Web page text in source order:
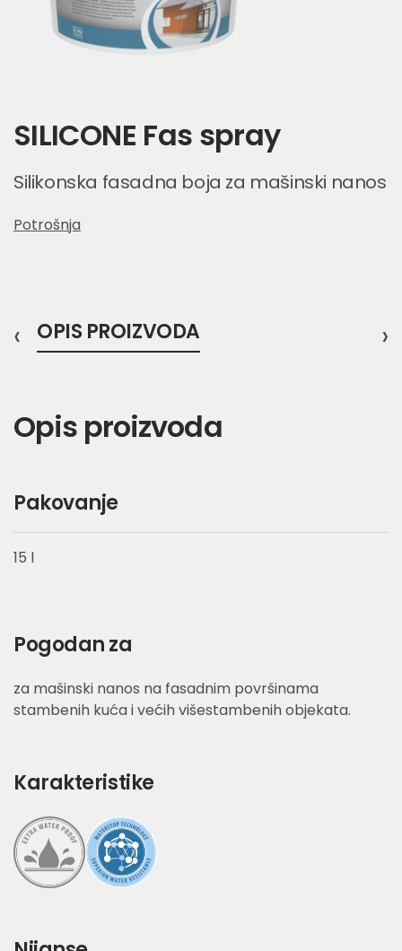
SILICONE Fas spray
Silikonska fasadna boja za mašinski nanos
Potrošnja
OPIS PROIZVODA
‹ ›
Opis proizvoda
Pakovanje
15 l
Pogodan za
za mašinski nanos na fasadnim površinama
stambenih kuća i većih višestambenih objekata.
Karakteristike